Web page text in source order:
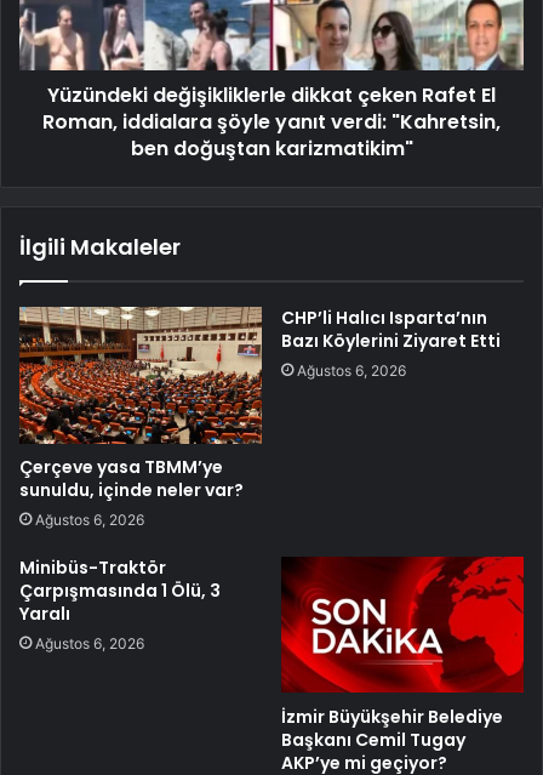
Yüzündeki değişikliklerle dikkat çeken Rafet El
Roman, iddialara şöyle yanıt verdi: "Kahretsin,
ben doğuştan karizmatikim"
İlgili Makaleler
Çerçeve yasa TBMM’ye
sunuldu, içinde neler var?
Ağustos 6, 2026
CHP’li Halıcı Isparta’nın
Bazı Köylerini Ziyaret Etti
Ağustos 6, 2026
Minibüs-Traktör
Çarpışmasında 1 Ölü, 3
Yaralı
Ağustos 6, 2026
İzmir Büyükşehir Belediye
Başkanı Cemil Tugay
AKP’ye mi geçiyor?